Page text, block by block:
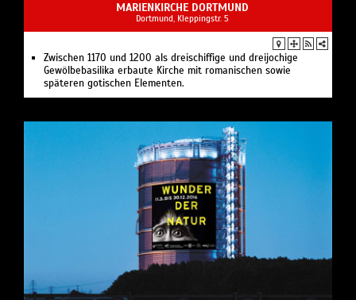
MARIENKIRCHE DORTMUND
Dortmund, Kleppingstr. 5
Zwischen 1170 und 1200 als dreischiffige und dreijochige
Gewölbebasilika erbaute Kirche mit romanischen sowie
späteren gotischen Elementen.